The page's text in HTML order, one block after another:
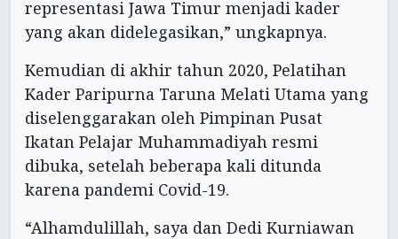
representasi Jawa Timur menjadi kader
yang akan didelegasikan,” ungkapnya.
Kemudian di akhir tahun 2020, Pelatihan
Kader Paripurna Taruna Melati Utama yang
diselenggarakan oleh Pimpinan Pusat
Ikatan Pelajar Muhammadiyah resmi
dibuka, setelah beberapa kali ditunda
karena pandemi Covid-19.
“Alhamdulillah, saya dan Dedi Kurniawan